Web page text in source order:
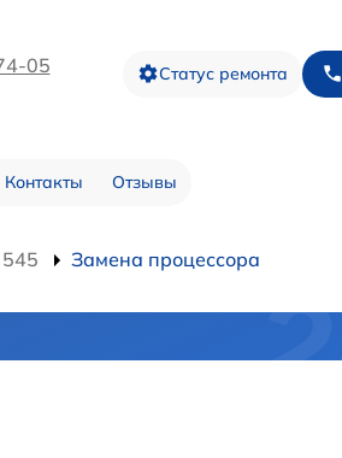
05 Статус ремонта
Контакты Отзывы
Замена процессора